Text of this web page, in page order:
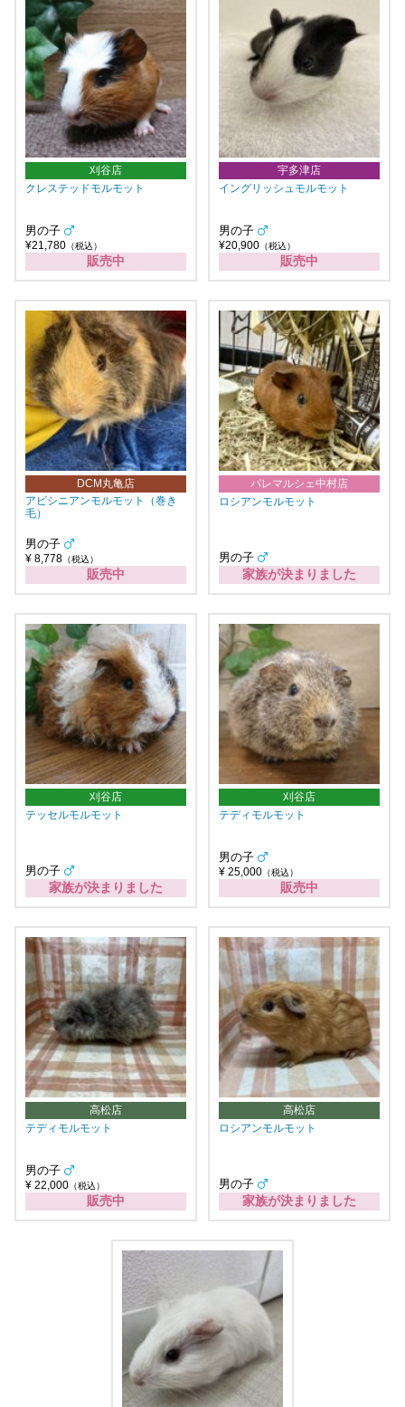
刈谷店
クレステッドモルモット
男の子
¥21,780 （税込）
販売中
宇多津店
イングリッシュモルモット
男の子
¥20,900 （税込）
販売中
DCM丸亀店
アビシニアンモルモット（巻き
毛）
男の子
¥ 8,778 （税込）
販売中
パレマルシェ中村店
ロシアンモルモット
男の子
家族が決まりました
刈谷店
テッセルモルモット
男の子
家族が決まりました
刈谷店
テディモルモット
男の子
¥ 25,000 （税込）
販売中
高松店
テディモルモット
男の子
¥ 22,000 （税込）
販売中
高松店
ロシアンモルモット
男の子
家族が決まりました